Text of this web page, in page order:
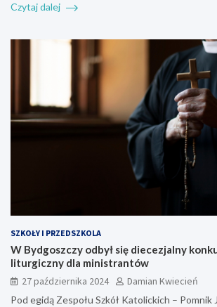
Czytaj dalej
SZKOŁY I PRZEDSZKOLA
W Bydgoszczy odbył się diecezjalny
liturgiczny dla ministrantów
27 października 2024
Damian Kwiecień
Pod egidą Zespołu Szkół Katolickich – Pomnik